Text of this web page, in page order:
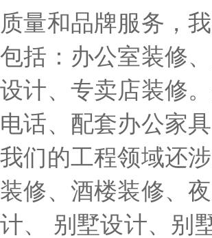
质量和品牌服务，
包括：办公室装修
设计、专卖店装修
电话、配套办公家
我们的工程领域还
装修、酒楼装修、
计、 别墅设计、别